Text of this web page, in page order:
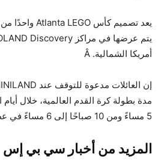
أمريكا الشمالية. Â
5 مساءً ومن 10 صباحًا إلى 6 مساءً في عطلات نهاية الأسبوع.
المزيد من أخبار سي بي إس